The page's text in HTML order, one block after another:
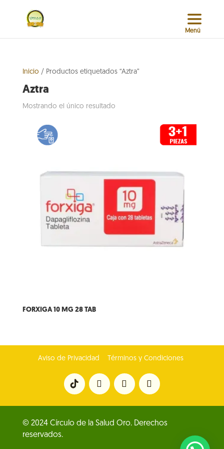
Inicio / Productos etiquetados “Aztra”
Aztra
Mostrando el único resultado
FORXIGA 10 MG 28 TAB
Aviso de Privacidad Términos y Condiciones
© 2024 Círculo de la Salud Oro. Derechos
reservados.